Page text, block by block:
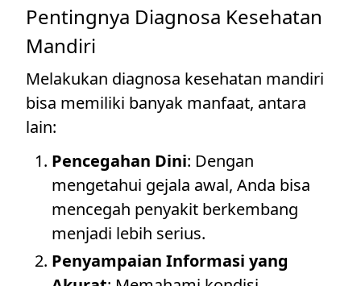
Pentingnya Diagnosa Kesehatan
Mandiri
Melakukan diagnosa kesehatan mandiri
bisa memiliki banyak manfaat, antara
lain:
Pencegahan Dini: Dengan
mengetahui gejala awal, Anda bisa
mencegah penyakit berkembang
menjadi lebih serius.
Penyampaian Informasi yang